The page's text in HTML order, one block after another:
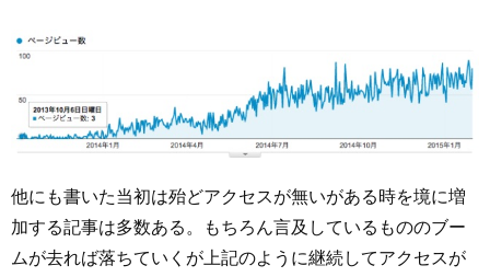
他にも書いた当初は殆どアクセスが無いがある時を境に増
加する記事は多数ある。もちろん言及しているもののブー
ムが去れば落ちていくが上記のように継続してアクセスが